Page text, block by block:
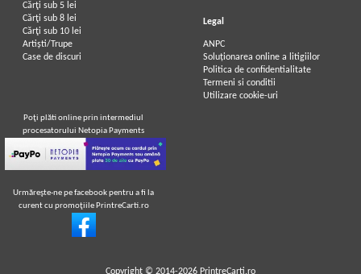
Cărţi sub 5 lei
Cărţi sub 8 lei
Cărţi sub 10 lei
Artiști/Trupe
Case de discuri
Legal
ANPC
Soluționarea online a litigiilor
Politica de confidentialitate
Termeni si conditii
Utilizare cookie-uri
Poţi plăti online prin intermediul
procesatorului Netopia Payments
Urmăreşte-ne pe facebook pentru a fi la
curent cu promoţiile PrintreCarti.ro
Copyright © 2014-2026 PrintreCarti.ro